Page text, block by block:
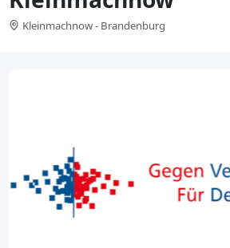
Kleinmachnow - Brandenburg